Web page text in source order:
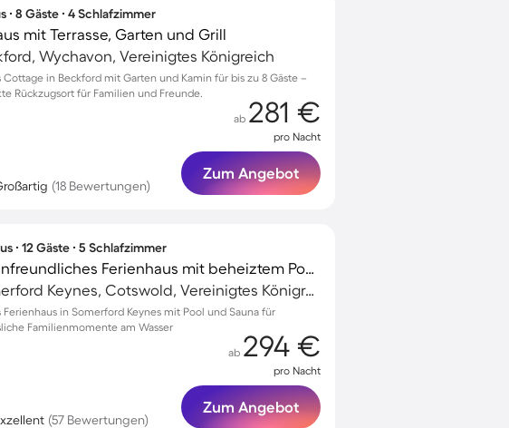
∙ 8 Gäste ∙ 4 Schlafzimmer
mit Terrasse, Garten und Grill
Wychavon, Vereinigtes Königreich
Cottage in Beckford mit Garten und Kamin für bis zu 8 Gäste –
Rückzugsort für Familien und Freunde.
(18 Bewertungen)
ab 281 €
pro Nacht
Zum Angebot
∙ 12 Gäste ∙ 5 Schlafzimmer
Familienfreundliches Ferienhaus mit beheiztem Pool, Terrasse und Sauna | Haustiere erlaubt
Somerford Keynes, Cotswold, Vereinigtes Königreich
Ferienhaus in Somerford Keynes mit Pool und Sauna für
Familienmomente am Wasser
(57 Bewertungen)
ab 294 €
pro Nacht
Zum Angebot